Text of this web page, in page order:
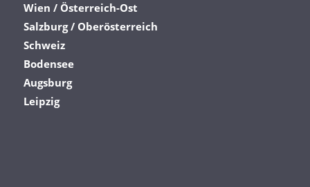
Wien / Österreich-Ost
Salzburg / Oberösterreich
Schweiz
Bodensee
Augsburg
Leipzig